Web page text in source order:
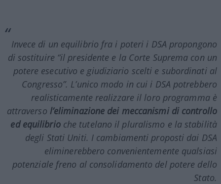
Invece di un equilibrio fra i poteri i DSA propongono
di sostituire “il presidente e la Corte Suprema con un
potere esecutivo e giudiziario scelti e subordinati al
Congresso”. L’unico modo in cui i DSA potrebbero
realisticamente realizzare il loro programma è
attraverso l’eliminazione dei meccanismi di controllo
ed equilibrioche tutelano il pluralismo e la stabilità
degli Stati Uniti. I cambiamenti proposti dai DSA
eliminerebbero convenientemente qualsiasi
potenziale freno al consolidamento del potere dello
Stato.